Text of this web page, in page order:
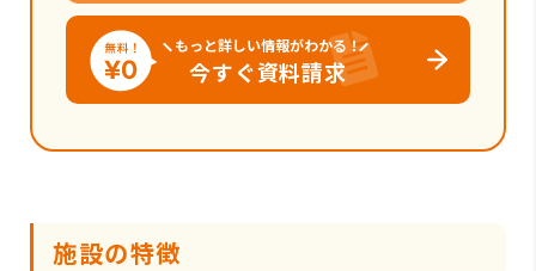
もっと詳しい情報がわかる！
今すぐ資料請求
施設の特徴